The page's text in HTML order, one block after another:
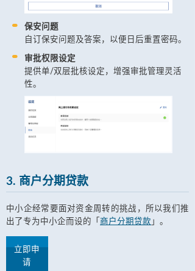
保安问题
自订保安问题及答案，以便日后重置密码。
审批权限设定
提供单/双层批核设定，增强审批管理灵活
性。
3. 商户分期贷款
中小企经常要面对资金周转的挑战，所以我们推
出了专为中小企而设的「 商户分期贷款 」。
立即申
请